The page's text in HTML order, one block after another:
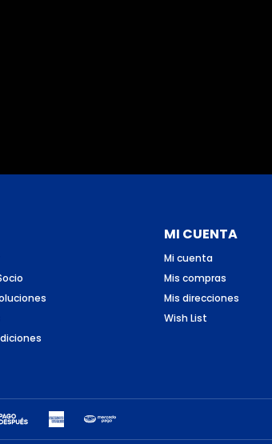
MI CUENTA
Mi cuenta
Mis compras
Mis direcciones
Wish List